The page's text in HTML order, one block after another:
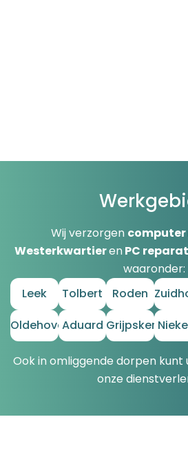
Wij verzorgen
WesterkwartierenPC
waaronder:
Leek
Tolbert Roden
OldehoveAduard Grijpskerk
Ook in omliggende dorpen kunt
onze